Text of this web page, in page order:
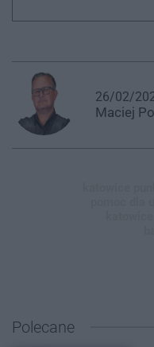
26/02/
Maciej
Polecane